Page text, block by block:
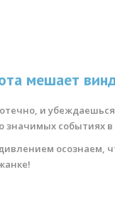
мешает
и
значимых событиях
осознаем,